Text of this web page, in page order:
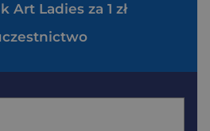
Art Ladies za 1 zł